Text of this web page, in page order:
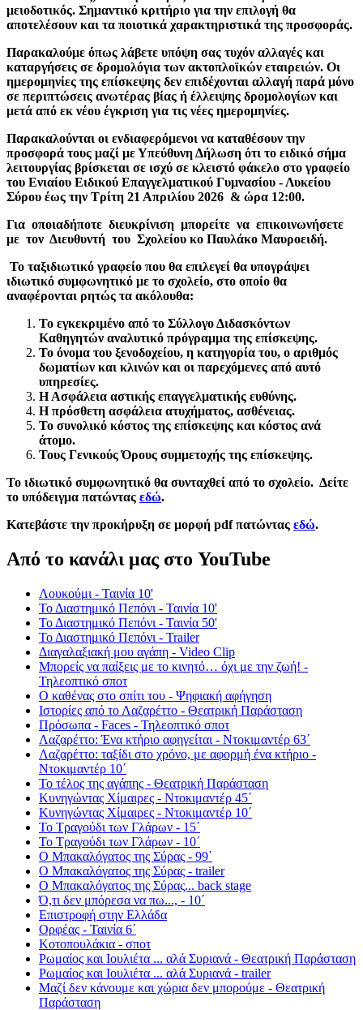
μειοδοτικός. Σημαντικό κριτήριο για την επιλογή θα
αποτελέσουν και τα ποιοτικά χαρακτηριστικά της προσφοράς.
Παρακαλούμε όπως λάβετε υπόψη σας τυχόν αλλαγές και
καταργήσεις σε δρομολόγια των ακτοπλοϊκών εταιρειών. Οι
ημερομηνίες της επίσκεψης δεν επιδέχονται αλλαγή παρά μόνο
σε περιπτώσεις ανωτέρας βίας ή έλλειψης δρομολογίων και
μετά από εκ νέου έγκριση για τις νέες ημερομηνίες.
Παρακαλούνται οι ενδιαφερόμενοι να καταθέσουν την
προσφορά τους μαζί με Υπεύθυνη Δήλωση ότι το ειδικό σήμα
λειτουργίας βρίσκεται σε ισχύ σε κλειστό φάκελο στο γραφείο
του Ενιαίου Ειδικού Επαγγελματικού Γυμνασίου - Λυκείου
Σύρου έως την Τρίτη 21 Απριλίου 2026 & ώρα 12:00.
Για οποιαδήποτε διευκρίνιση μπορείτε να επικοινωνήσετε
με τον Διευθυντή του Σχολείου κο Παυλάκο Μαυροειδή.
Το ταξιδιωτικό γραφείο που θα επιλεγεί θα υπογράψει
ιδιωτικό συμφωνητικό με το σχολείο, στο οποίο θα
αναφέρονται ρητώς τα ακόλουθα:
Το εγκεκριμένο από το Σύλλογο Διδασκόντων
Καθηγητών αναλυτικό πρόγραμμα της επίσκεψης.
Το όνομα του ξενοδοχείου, η κατηγορία του, ο αριθμός
δωματίων και κλινών και οι παρεχόμενες από αυτό
υπηρεσίες.
Η Ασφάλεια αστικής επαγγελματικής ευθύνης.
Η πρόσθετη ασφάλεια ατυχήματος, ασθένειας.
Το συνολικό κόστος της επίσκεψης και κόστος ανά
άτομο.
Τους Γενικούς Όρους συμμετοχής της επίσκεψης.
Το ιδιωτικό συμφωνητικό θα συνταχθεί από το σχολείο. Δείτε
το υπόδειγμα πατώντας εδώ.
Κατεβάστε την προκήρυξη σε μορφή pdf πατώντας εδώ.
Από το κανάλι μας στο YouTube
Λουκούμι - Ταινία 10'
Το Διαστημικό Πεπόνι - Ταινία 10'
Το Διαστημικό Πεπόνι - Ταινία 50'
Το Διαστημικό Πεπόνι - Trailer
Διαγαλαξιακή μου αγάπη - Video Clip
Μπορείς να παίξεις με το κινητό… όχι με την ζωή! -
Τηλεοπτικό σποτ
Ο καθένας στο σπίτι του - Ψηφιακή αφήγηση
Ιστορίες από το Λαζαρέττο - Θεατρική Παράσταση
Πρόσωπα - Faces - Τηλεοπτικό σποτ
Λαζαρέττο: Ένα κτήριο αφηγείται - Ντοκιμαντέρ 63΄
Λαζαρέττο: ταξίδι στο χρόνο, με αφορμή ένα κτήριο -
Ντοκιμαντέρ 10΄
Το τέλος της αγάπης - Θεατρική Παράσταση
Κυνηγώντας Χίμαιρες - Ντοκιμαντέρ 45΄
Κυνηγώντας Χίμαιρες - Ντοκιμαντέρ 10΄
Το Τραγούδι των Γλάρων - 15΄
Το Τραγούδι των Γλάρων - 10΄
Ο Μπακαλόγατος της Σύρας - 99΄
Ο Μπακαλόγατος της Σύρας - trailer
Ο Μπακαλόγατος της Σύρας... back stage
Ό,τι δεν μπόρεσα να πω..., - 10΄
Επιστροφή στην Ελλάδα
Ορφέας - Ταινία 6΄
Κοτοπουλάκια - σποτ
Ρωμαίος και Ιουλιέτα ... αλά Συριανά - Θεατρική Παράσταση
Ρωμαίος και Ιουλιέτα ... αλά Συριανά - trailer
Μαζί δεν κάνουμε και χώρια δεν μπορούμε - Θεατρική
Παράσταση